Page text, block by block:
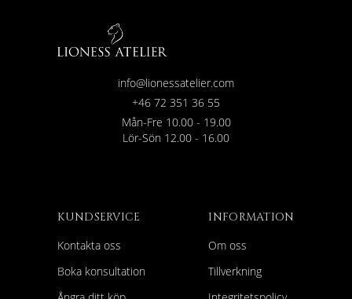
info@lionessatelier.com
+46 72 351 36 55
Mån-Fre 10.00 - 19.00
Lör-Sön 12.00 - 16.00
KUNDSERVICE
Kontakta oss
Boka konsultation
INFORMATION
Om oss
Tillverkning